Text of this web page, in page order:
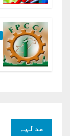
عدلیہ